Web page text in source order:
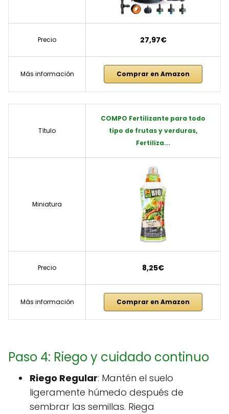
Precio 27,97€
Más información Comprar en Amazon
Título
COMPO Fertilizante para todo
tipo de frutas y verduras,
Fertiliza...
Miniatura
Precio 8,25€
Más información Comprar en Amazon
Paso 4: Riego y cuidado continuo
Riego Regular: Mantén el suelo
ligeramente húmedo después de
sembrar las semillas. Riega